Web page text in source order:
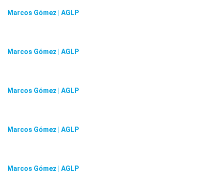
Marcos Gómez | AGLP
Marcos Gómez | AGLP
Marcos Gómez | AGLP
Marcos Gómez | AGLP
Marcos Gómez | AGLP